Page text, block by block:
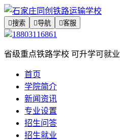
搜索 导航 客服
18803116861
省级重点铁路学校 可升学可就业
首页
学院简介
新闻资讯
专业设置
招生问答
招生就业